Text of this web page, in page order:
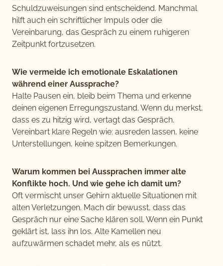
Schuldzuweisungen sind entscheidend. Manchmal
hilft auch ein schriftlicher Impuls oder die
Vereinbarung, das Gespräch zu einem ruhigeren
Zeitpunkt fortzusetzen.
Wie vermeide ich emotionale Eskalationen
während einer Aussprache?
Halte Pausen ein, bleib beim Thema und erkenne
deinen eigenen Erregungszustand. Wenn du merkst,
dass es zu hitzig wird, vertagt das Gespräch.
Vereinbart klare Regeln wie: ausreden lassen, keine
Unterstellungen, keine spitzen Bemerkungen.
Warum kommen bei Aussprachen immer alte
Konflikte hoch. Und wie gehe ich damit um?
Oft vermischt unser Gehirn aktuelle Situationen mit
alten Verletzungen. Mach dir bewusst, dass das
Gespräch nur eine Sache klären soll. Wenn ein Punkt
geklärt ist, lass ihn los. Alte Kamellen neu
aufzuwärmen schadet mehr, als es nützt.